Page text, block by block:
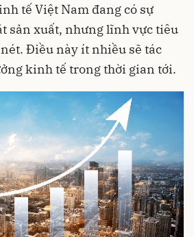
tế Việt Nam đang có sự
sản xuất, nhưng lĩnh vực tiêu
Điều này ít nhiều sẽ tác
kinh tế trong thời gian tới.